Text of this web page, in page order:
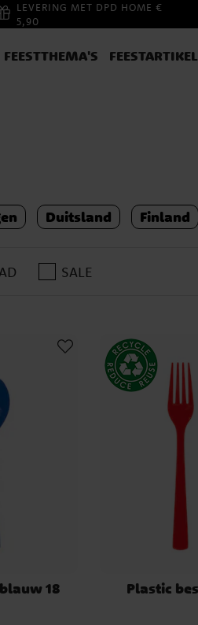
LEVERING MET DPD HOME €
5,90
FEESTTHEMA'S
Duitsland Finland
SALE
18
Plastic